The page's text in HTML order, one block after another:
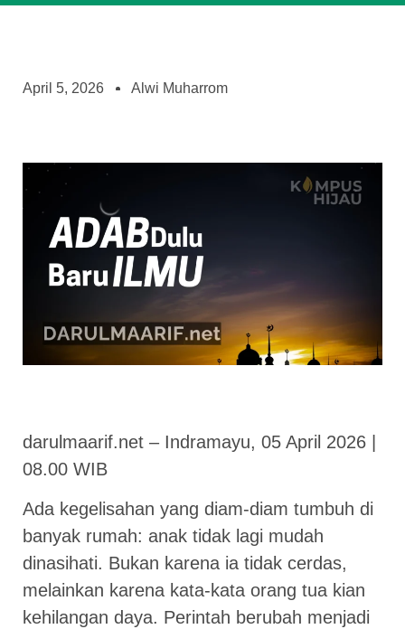
April 5, 2026 Alwi Muharrom
darulmaarif.net – Indramayu, 05 April 2026 |
08.00 WIB
Ada kegelisahan yang diam-diam tumbuh di
banyak rumah: anak tidak lagi mudah
dinasihati. Bukan karena ia tidak cerdas,
melainkan karena kata-kata orang tua kian
kehilangan daya. Perintah berubah menjadi